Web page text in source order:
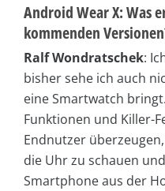
Android Wear X: Was
kommenden
Ralf Wondratschek:
bisher sehe ich auch
eine Smartwatch
Funktionen und Killer-
Endnutzer
die Uhr zu schauen
Smartphone aus der